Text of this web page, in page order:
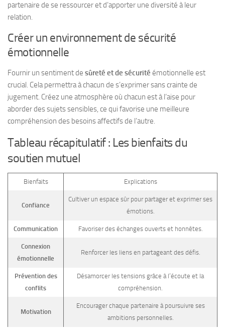
partenaire de se ressourcer et d’apporter une diversité à leur
relation.
Créer un environnement de sécurité
émotionnelle
Fournir un sentiment de sûreté et de sécurité émotionnelle est
crucial. Cela permettra à chacun de s’exprimer sans crainte de
jugement. Créez une atmosphère où chacun est à l’aise pour
aborder des sujets sensibles, ce qui favorise une meilleure
compréhension des besoins affectifs de l’autre.
Tableau récapitulatif : Les bienfaits du
soutien mutuel
Bienfaits Explications
Confiance
Cultiver un espace sûr pour partager et exprimer ses
émotions.
Communication Favoriser des échanges ouverts et honnêtes.
Connexion
émotionnelle
Renforcer les liens en partageant des défis.
Prévention des
conflits
Désamorcer les tensions grâce à l’écoute et la
compréhension.
Motivation
Encourager chaque partenaire à poursuivre ses
ambitions personnelles.